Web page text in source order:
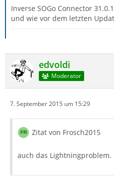
Inverse SOGo Connector
und wie vor dem letzten
edvoldi
Moderator
7. September 2015 um 15:29
Zitat von Frosch2015
auch das Lightningproblem.